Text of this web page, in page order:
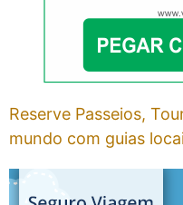
Reserve Passeios,
mundo com guias